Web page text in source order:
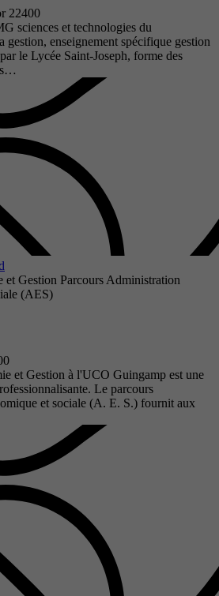
22400
sciences et technologies du
gestion, enseignement spécifique gestion
le Lycée Saint-Joseph, forme des
et Gestion Parcours Administration
(AES)
et Gestion à l'UCO Guingamp est une
Le parcours
et sociale (A. E. S.) fournit aux